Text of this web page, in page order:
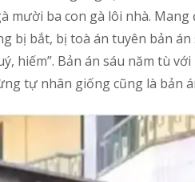
mười ba con gà lôi nhà.
bị bắt, bị toà án tuyên bản án
hiếm”. Bản án sáu năm tù
tự nhân giống cũng là bản